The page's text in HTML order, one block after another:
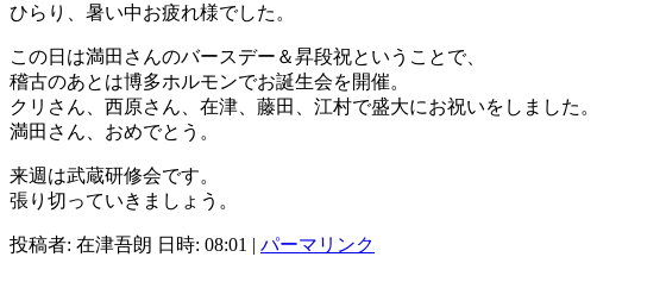
ひらり、暑い中お疲れ様でした。
この日は満田さんのバースデー＆昇段祝ということで、
稽古のあとは博多ホルモンでお誕生会を開催。
クリさん、西原さん、在津、藤田、江村で盛大にお祝いをしました。
満田さん、おめでとう。
来週は武蔵研修会です。
張り切っていきましょう。
投稿者: 在津吾朗 日時: 08:01 | パーマリンク